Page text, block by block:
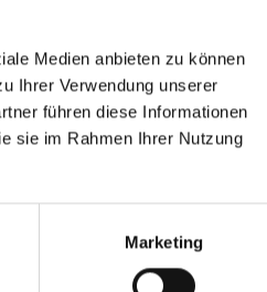
Medien anbieten zu können
Ihrer Verwendung unserer
führen diese Informationen
sie im Rahmen Ihrer Nutzung
Marketing